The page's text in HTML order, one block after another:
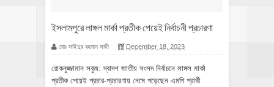
ইসলামপুরে লাঙ্গল মার্কা প্রতীক পেয়েই নির্বাচনী প্রচারণা
মোঃ সাইদুর রহমান সাদী December 18, 2023
রোকনুজ্জামান সবুজ: দ্বাদশ জাতীয় সংসদ নির্বাচনে লাঙ্গল মার্কা
প্রতীক পেয়েই প্রচার-প্রচারণায় নেমে পড়েছেন এমপি প্রার্থী